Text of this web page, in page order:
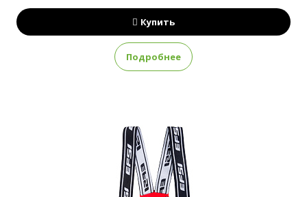
Купить
Подробнее